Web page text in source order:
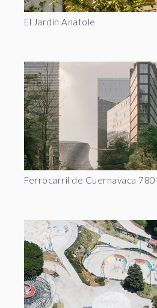
El Jardín Anatole
Ferrocarril de Cuernavaca 780